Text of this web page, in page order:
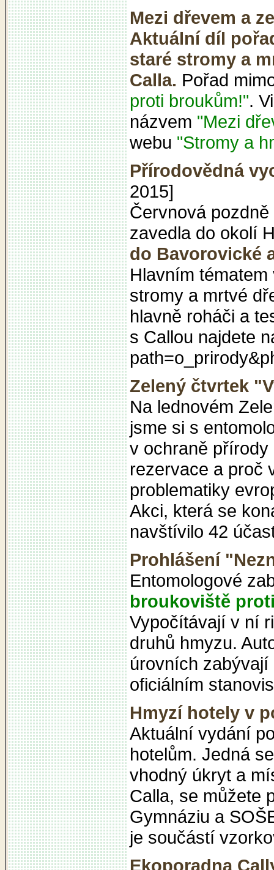
Mezi dřevem a
Aktuální díl
staré stromy a
Calla. Pořad
proti broukům!".
názvem "Mezi
webu "Stromy a
Přírodovědná
2015]
Červnová
zavedla do okolí
do Bavorovické
Hlavním
stromy a mrtvé
hlavně roháči a
s Callou najdete
Zelený čtvrtek
Na lednovém
jsme si s
v ochraně
rezervace a proč
problematiky
Akci, která se
navštívilo 42
Prohlášení
Entomologové
broukoviště
Vypočítávají v ní
druhů hmyzu.
úrovních
oficiálním
Hmyzí hotely v
Aktuální vydání
hotelům. Jedná
vhodný úkryt a
Calla, se můžete
Gymnáziu a
je součástí
Ekoporadna